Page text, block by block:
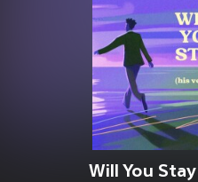
Will You